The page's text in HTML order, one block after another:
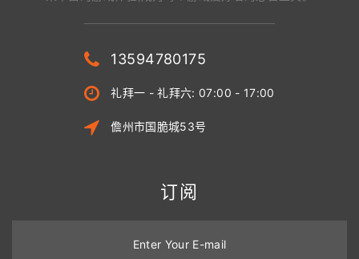
13594780175
礼拜一 - 礼拜六: 07:00 - 17:00
儋州市国脆城53号
订阅
Enter Your E-mail